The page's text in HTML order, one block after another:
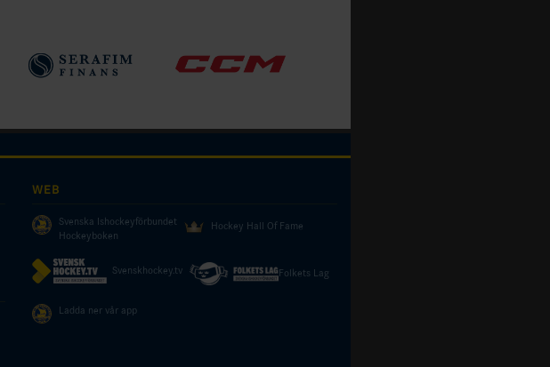
WEB
Svenska Ishockeyförbundet
Hockeyboken
Hockey Hall Of Fame
Svenskhockey.tv Folkets Lag
Ladda ner vår app